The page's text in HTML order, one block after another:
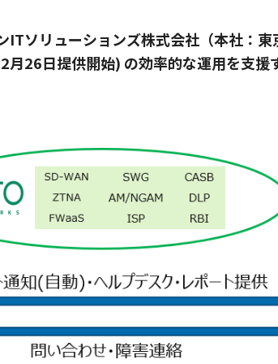
ITソリューションズ株式会社（本社：
26日提供開始) の効率的な運用を支